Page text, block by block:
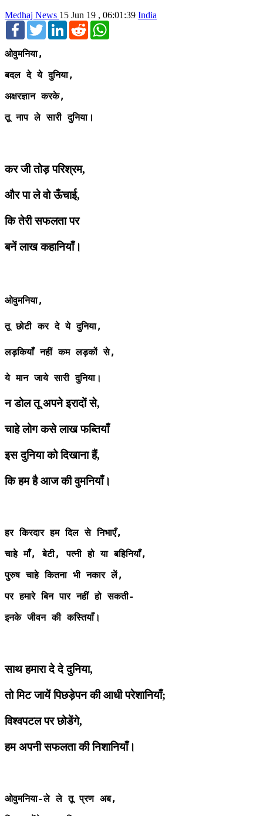
Medhaj News 15 Jun 19 , 06:01:39 India
FacebookTwitterLinkedInReddit
ओवुमनिया,
बदल दे ये दुनिया,
अक्षरज्ञान करके,
तू नाप ले सारी दुनिया।
कर जी तोड़ परिश्रम,
और पा ले वो ऊँचाई,
कि तेरी सफलता पर
बनें लाख कहानियाँ।
ओवुमनिया,
तू छोटी कर दे ये दुनिया,
लड़कियाँ नहीं कम लड़कों से,
ये मान जाये सारी दुनिया।
न डोल तू अपने इरादों से,
चाहे लोग कसे लाख फब्तियाँ
इस दुनिया को दिखाना हैं,
कि हम है आज की वुमनियाँ।
हर किरदार हम दिल से निभाएँ,
चाहे माँ, बेटी, पत्नी हो या बहिनियाँ,
पुरुष चाहे कितना भी नकार लें,
पर हमारे बिन पार नहीं हो सकती-
इनके जीवन की कस्तियाँ।
साथ हमारा दे दे दुनिया,
तो मिट जायें पिछड़ेपन की आधी परेशानियाँ;
विश्वपटल पर छोडेंगे,
हम अपनी सफलता की निशानियाँ।
ओवुमनिया-ले ले तू प्रण अब,